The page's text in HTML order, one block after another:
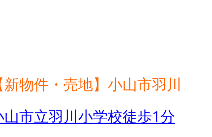
新物件・売地】小山市羽川
山市立羽川小学校徒歩1分